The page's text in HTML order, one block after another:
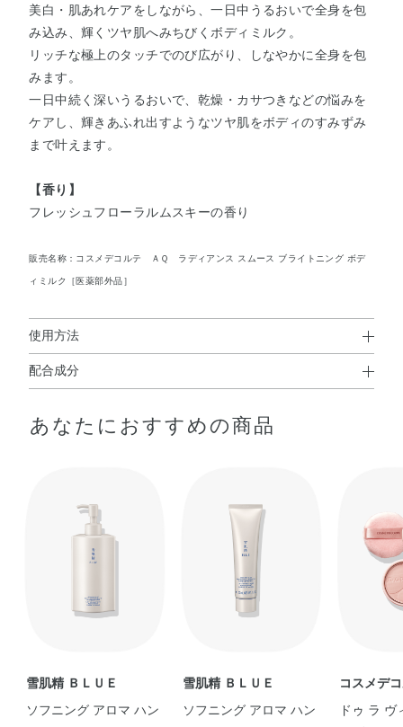
美白・肌あれケアをしながら、一日中うるおいで全身を包
み込み、輝くツヤ肌へみちびくボディミルク。
リッチな極上のタッチでのび広がり、しなやかに全身を包
みます。
一日中続く深いうるおいで、乾燥・カサつきなどの悩みを
ケアし、輝きあふれ出すようなツヤ肌をボディのすみずみ
まで叶えます。
【香り】
フレッシュフローラルムスキーの香り
販売名称：コスメデコルテ ＡＱ ラディアンス スムース ブライトニング ボデ
ィミルク［医薬部外品］
使用方法
使用方法
●ポンプを押して手のひらに適量をとり、ボディになじませます。
配合成分
サム酸※、
油、植物性スクワラン、セトステアリルアルコール、ポリ
オキシエチレングリセリン（26E．O．）、d－δ－トコフ
ェロール、ケイケットウエキス、シラカバエキス、シラカ
ンバ樹液、スターフルーツ葉エキス、タイソウエキス、チ
ャエキス（1）、チョウジエキス、ニーム葉エキス、ニコ
ス、ムラサキシキブ果実エキス、リンゴエキス、加水分解
あなたにおすすめの商品
雪肌精 ＢＬＵＥ
ソフニング アロマ ハン
雪肌精 ＢＬＵＥ
ソフニング アロマ ハン
コスメデ
ドゥ ラ ヴ